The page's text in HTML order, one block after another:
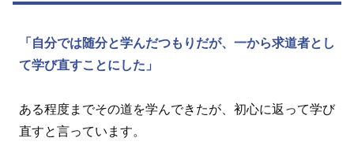
「自分では随分と学んだつもりだが、一から求道者とし
て学び直すことにした」
ある程度までその道を学んできたが、初心に返って学び
直すと言っています。